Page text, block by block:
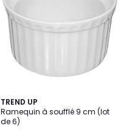
TREND UP
Ramequin à soufflé 9 cm (lot
de 6)